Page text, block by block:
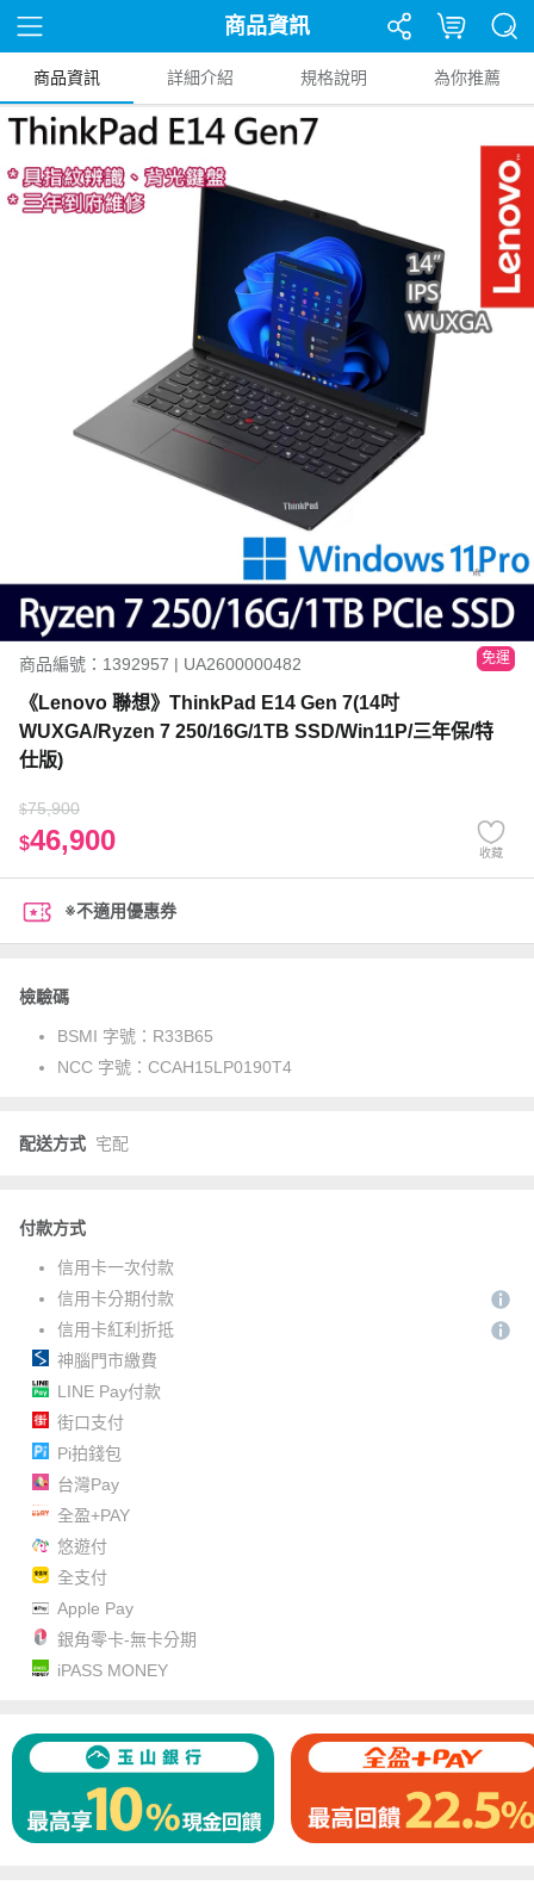
商品資訊
商品資訊 詳細介紹 規格說明 為你推薦
商品編號：1392957 | UA2600000482 免運
《Lenovo 聯想》ThinkPad E14 Gen 7(14吋
WUXGA/Ryzen 7 250/16G/1TB SSD/Win11P/三年保/特
仕版)
$75,900
$46,900 收藏
※不適用優惠券
檢驗碼
BSMI 字號： R33B65
NCC 字號： CCAH15LP0190T4
配送方式 宅配
付款方式
信用卡一次付款
信用卡分期付款
信用卡紅利折抵
神腦門市繳費
LINE Pay付款
街口支付
Pi拍錢包
台灣Pay
全盈+PAY
悠遊付
全支付
Apple Pay
銀角零卡-無卡分期
iPASS MONEY